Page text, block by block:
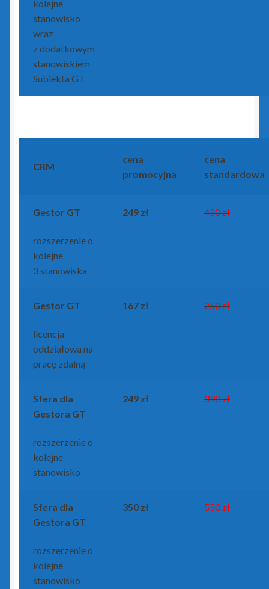
kolejne
stanowisko
wraz
z dodatkowym
stanowiskiem
Subiekta GT
CRM
cena
promocyjna
cena
standardowa
Gestor GT
rozszerzenie o
kolejne
3 stanowiska
249 zł 450 zł
Gestor GT
licencja
oddziałowa na
pracę zdalną
167 zł 250 zł
Sfera dla
Gestora GT
rozszerzenie o
kolejne
stanowisko
249 zł 390 zł
Sfera dla
Gestora GT
rozszerzenie o
kolejne
stanowisko
350 zł 550 zł